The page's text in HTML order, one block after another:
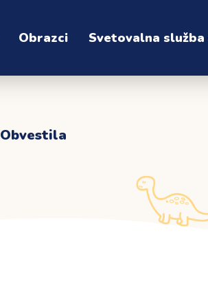
Obrazci Svetovalna služba
Obvestila